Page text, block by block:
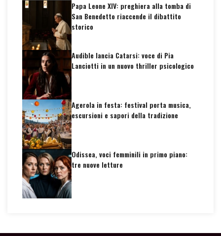
Papa Leone XIV: preghiera alla tomba di
San Benedetto riaccende il dibattito
storico
Audible lancia Catarsi: voce di Pia
Lanciotti in un nuovo thriller psicologico
Agerola in festa: festival porta musica,
escursioni e sapori della tradizione
Odissea, voci femminili in primo piano:
tre nuove letture